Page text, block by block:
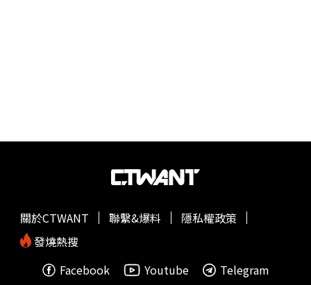
掩護，現今則是改用各式船隻當成情報船，像是在民國104
但未從事任何捕魚作業，或是打撈紅珊瑚，海巡署察覺可疑
後，立刻予以驅離。CM34 30公厘裝步戰鬥車搭載憲兵特勤
關於CTWANT 聯繫&爆料
隱私權政策
發燒熱搜
Facebook
Youtube Telegram